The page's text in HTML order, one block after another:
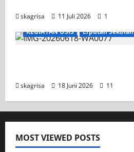
skagrisa 11 Juli 2026
1
KEGIATAN OSIS
Liputan Sekolah
skagrisa 18 Juni 2026 11
MOST VIEWED POSTS